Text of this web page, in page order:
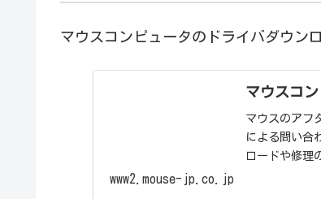
マウスコンピュータのドライバダウン
マウスコン
マウスのアフ
による問い合
ロードや修理
www2.mouse-jp.co.jp